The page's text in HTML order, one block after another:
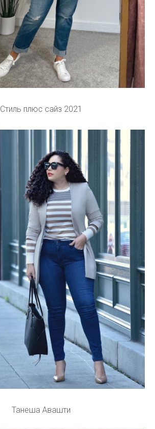
Стиль плюс сайз 2021
Танеша Авашти